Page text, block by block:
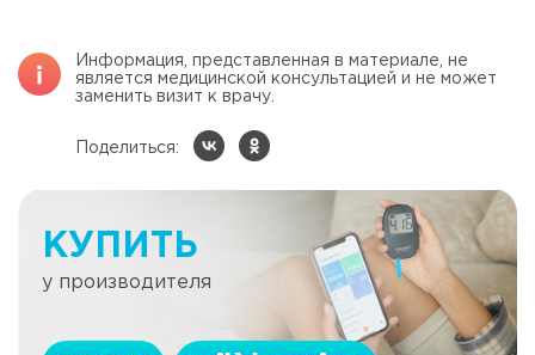
Информация, представленная в материале, не
является медицинской консультацией и не может
заменить визит к врачу.
Поделиться:
КУПИТЬ
у производителя